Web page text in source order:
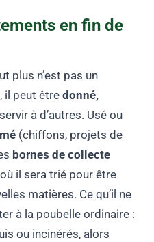
en fin de
plus n’est pas un
il peut êtredonné,
à d’autres. Usé ou
(chiffons, projets de
bornes de collecte
il sera trié pour être
matières. Ce qu’il ne
à la poubelle ordinaire :
ou incinérés, alors